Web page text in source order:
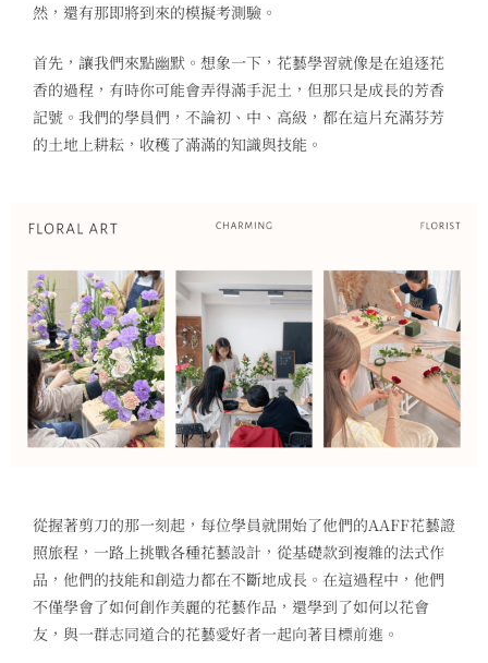
然，還有那即將到來的模擬考測驗。
首先，讓我們來點幽默。想象一下，花藝學習就像是在追逐花
香的過程，有時你可能會弄得滿手泥土，但那只是成長的芳香
記號。我們的學員們，不論初、中、高級，都在這片充滿芬芳
的土地上耕耘，收穫了滿滿的知識與技能。
從握著剪刀的那一刻起，每位學員就開始了他們的AAFF花藝證
照旅程，一路上挑戰各種花藝設計，從基礎款到複雜的法式作
品，他們的技能和創造力都在不斷地成長。在這過程中，他們
不僅學會了如何創作美麗的花藝作品，還學到了如何以花會
友，與一群志同道合的花藝愛好者一起向著目標前進。